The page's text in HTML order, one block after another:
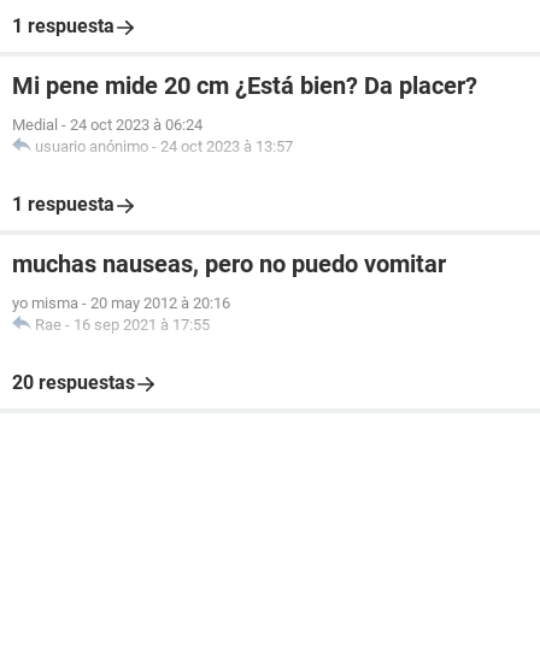
1 respuesta
Mi pene mide 20 cm ¿Está bien? Da placer?
Medial - 24 oct 2023 à 06:24
usuario anónimo - 24 oct 2023 à 13:57
1 respuesta
muchas nauseas, pero no puedo vomitar
yo misma - 20 may 2012 à 20:16
Rae - 16 sep 2021 à 17:55
20 respuestas